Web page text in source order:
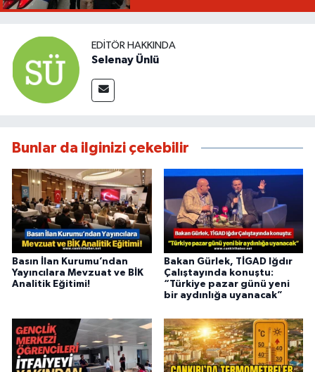
EDITÖR HAKKINDA
Selenay Ünlü
Bunlar da ilginizi çekebilir
Basın İlan Kurumu’ndan
Yayıncılara Mevzuat ve BİK
Analitik Eğitimi!
Bakan Gürlek, TİGAD Iğdır
Çalıştayında konuştu:
“Türkiye pazar günü yeni
bir aydınlığa uyanacak”